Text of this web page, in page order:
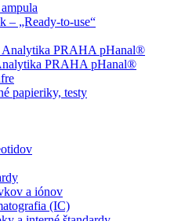
– „Ready-to-use“
Analytika PRAHA pHanal®
PRAHA pHanal®
papieriky, testy
a iónov
(IC)